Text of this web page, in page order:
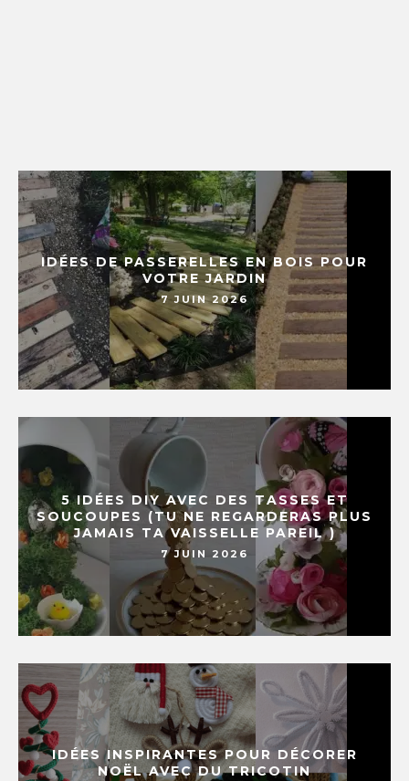
IDÉES DE PASSERELLES EN BOIS POUR
VOTRE JARDIN
7 JUIN 2026
5 IDÉES DIY AVEC DES TASSES ET
SOUCOUPES (TU NE REGARDERAS PLUS
JAMAIS TA VAISSELLE PAREIL )
7 JUIN 2026
IDÉES INSPIRANTES POUR DÉCORER
NOËL AVEC DU TRICOTIN